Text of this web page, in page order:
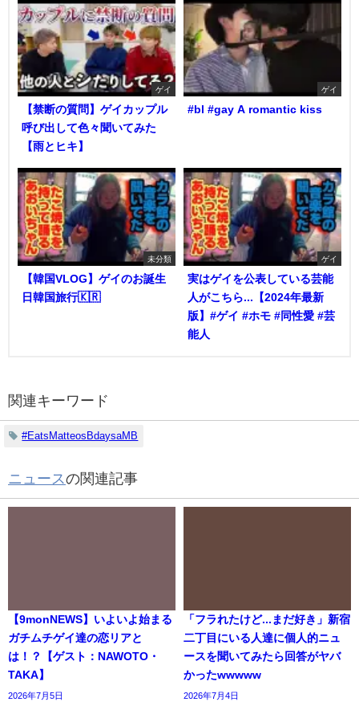
ゲイ
【禁断の質問】ゲイカップル
呼び出して色々聞いてみた
【雨とヒキ】
ゲイ
#bl #gay A romantic kiss
未分類
【韓国VLOG】ゲイのお誕生
日韓国旅行🇰🇷
ゲイ
実はゲイを公表している芸能
人がこちら...【2024年最新
版】#ゲイ #ホモ #同性愛 #芸
能人
関連キーワード
#EatsMatteosBdaysaMB
ニュースの関連記事
【9monNEWS】いよいよ始まる
ガチムチゲイ達の恋リアと
は！？【ゲスト：NAWOTO・
TAKA】
2026年7月5日
「フラれたけど...まだ好き」新宿
二丁目にいる人達に個人的ニュ
ースを聞いてみたら回答がヤバ
かったwwwww
2026年7月4日